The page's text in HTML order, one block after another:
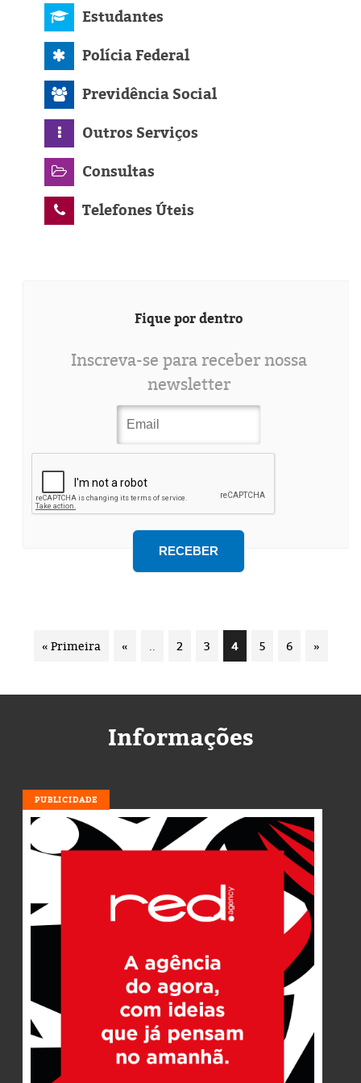
Estudantes
Polícia Federal
Previdência Social
Outros Serviços
Consultas
Telefones Úteis
Fique por dentro
Inscreva-se para receber nossa
newsletter
« Primeira « .. 2 3 4 5 6 »
Informações
PUBLICIDADE